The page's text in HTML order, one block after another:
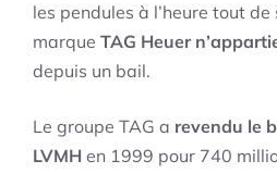
les pendules à l’heure tout
marque TAG Heuer
depuis un bail.
Le groupe TAG a revendu le
LVMH en 1999 pour 740